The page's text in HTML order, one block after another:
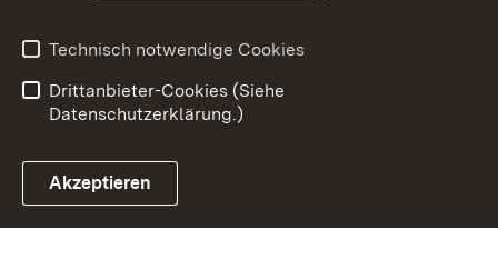
Technisch notwendige Cookies
Drittanbieter-Cookies (Siehe
Datenschutzerklärung.)
Akzeptieren